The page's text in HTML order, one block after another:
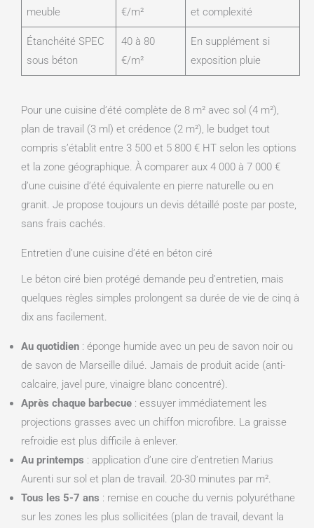
meuble
€/m²
et complexité
Étanchéité SPEC
sous béton
40 à 80
€/m²
En supplément si
exposition pluie
Pour une cuisine d’été complète de 8 m² avec sol (4 m²),
plan de travail (3 ml) et crédence (2 m²), le budget tout
compris s’établit entre 3 500 et 5 800 € HT selon les options
et la zone géographique. À comparer aux 4 000 à 7 000 €
d’une cuisine d’été équivalente en pierre naturelle ou en
granit. Je propose toujours un devis détaillé poste par poste,
sans frais cachés.
Entretien d’une cuisine d’été en béton ciré
Le béton ciré bien protégé demande peu d’entretien, mais
quelques règles simples prolongent sa durée de vie de cinq à
dix ans facilement.
Au quotidien : éponge humide avec un peu de savon noir ou
de savon de Marseille dilué. Jamais de produit acide (anti-
calcaire, javel pure, vinaigre blanc concentré).
Après chaque barbecue : essuyer immédiatement les
projections grasses avec un chiffon microfibre. La graisse
refroidie est plus difficile à enlever.
Au printemps : application d’une cire d’entretien Marius
Aurenti sur sol et plan de travail. 20-30 minutes par m².
Tous les 5-7 ans : remise en couche du vernis polyuréthane
sur les zones les plus sollicitées (plan de travail, devant la